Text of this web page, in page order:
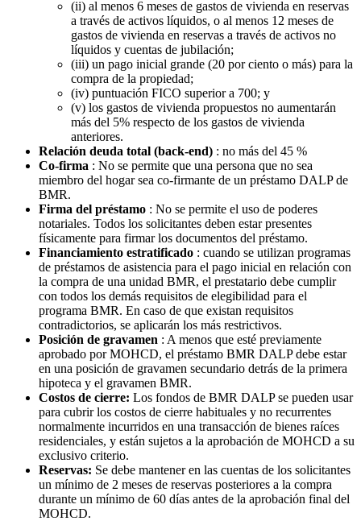
(ii) al menos 6 meses de gastos de vivienda en reservas
a través de activos líquidos, o al menos 12 meses de
gastos de vivienda en reservas a través de activos no
líquidos y cuentas de jubilación;
(iii) un pago inicial grande (20 por ciento o más) para la
compra de la propiedad;
(iv) puntuación FICO superior a 700; y
(v) los gastos de vivienda propuestos no aumentarán
más del 5% respecto de los gastos de vivienda
anteriores.
Relación deuda total (back-end) : no más del 45 %
Co-firma : No se permite que una persona que no sea
miembro del hogar sea co-firmante de un préstamo DALP de
BMR.
Firma del préstamo : No se permite el uso de poderes
notariales. Todos los solicitantes deben estar presentes
físicamente para firmar los documentos del préstamo.
Financiamiento estratificado : cuando se utilizan programas
de préstamos de asistencia para el pago inicial en relación con
la compra de una unidad BMR, el prestatario debe cumplir
con todos los demás requisitos de elegibilidad para el
programa BMR. En caso de que existan requisitos
contradictorios, se aplicarán los más restrictivos.
Posición de gravamen : A menos que esté previamente
aprobado por MOHCD, el préstamo BMR DALP debe estar
en una posición de gravamen secundario detrás de la primera
hipoteca y el gravamen BMR.
Costos de cierre: Los fondos de BMR DALP se pueden usar
para cubrir los costos de cierre habituales y no recurrentes
normalmente incurridos en una transacción de bienes raíces
residenciales, y están sujetos a la aprobación de MOHCD a su
exclusivo criterio.
Reservas: Se debe mantener en las cuentas de los solicitantes
un mínimo de 2 meses de reservas posteriores a la compra
durante un mínimo de 60 días antes de la aprobación final del
MOHCD.